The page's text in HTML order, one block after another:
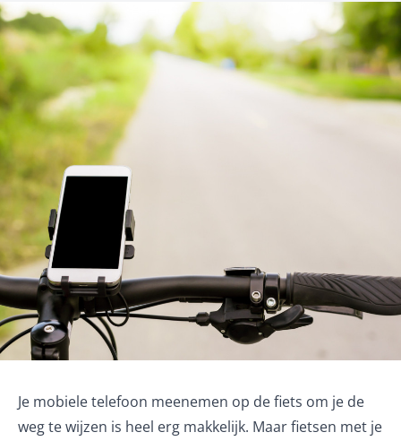
Je mobiele telefoon meenemen op de fiets om je de
weg te wijzen is heel erg makkelijk. Maar fietsen met je